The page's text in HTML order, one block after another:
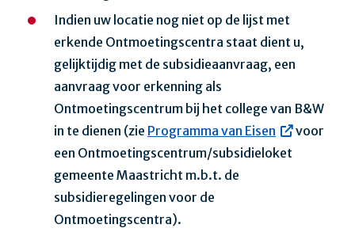
Indien uw locatie nog niet op de lijst met
erkende Ontmoetingscentra staat dient u,
gelijktijdig met de subsidieaanvraag, een
aanvraag voor erkenning als
Ontmoetingscentrum bij het college van B&W
in te dienen (zie Programma van Eisen
voor
een Ontmoetingscentrum/subsidieloket
gemeente Maastricht m.b.t. de
subsidieregelingen voor de
Ontmoetingscentra).